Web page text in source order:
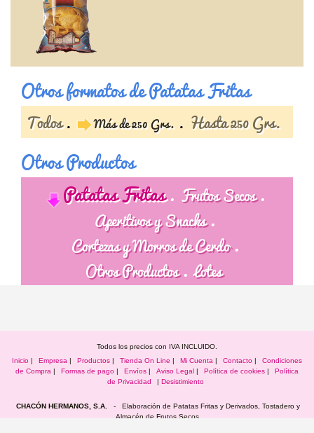
Otros formatos de Patatas Fritas
Todos Más de 250 Grs. Hasta 250 Grs.
Otros Productos
Patatas Fritas
Frutos Secos
Aperitivos y Snacks
Cortezas y Morros de Cerdo
Otros Productos
Lotes
Todos los precios con IVA INCLUIDO.
Inicio | Empresa | Productos | Tienda On Line | Mi Cuenta | Contacto |
Condiciones
de Compra | Formas de pago | Envíos | Aviso Legal | Política de cookies |
Política
de Privacidad
| Desistimiento
CHACÓN HERMANOS, S.A.
- Elaboración de Patatas Fritas y Derivados, Tostadero y
Almacén de Frutos Secos